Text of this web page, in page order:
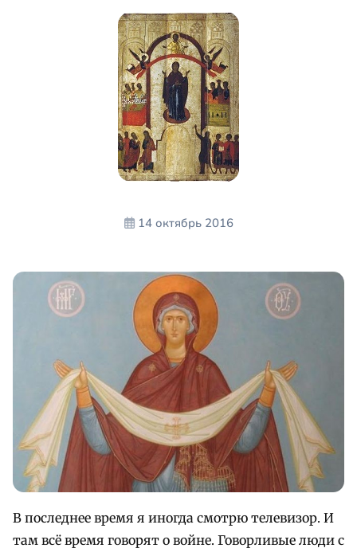
14 октябрь 2016
В последнее время я иногда смотрю телевизор. И
там всё время говорят о войне. Говорливые люди с